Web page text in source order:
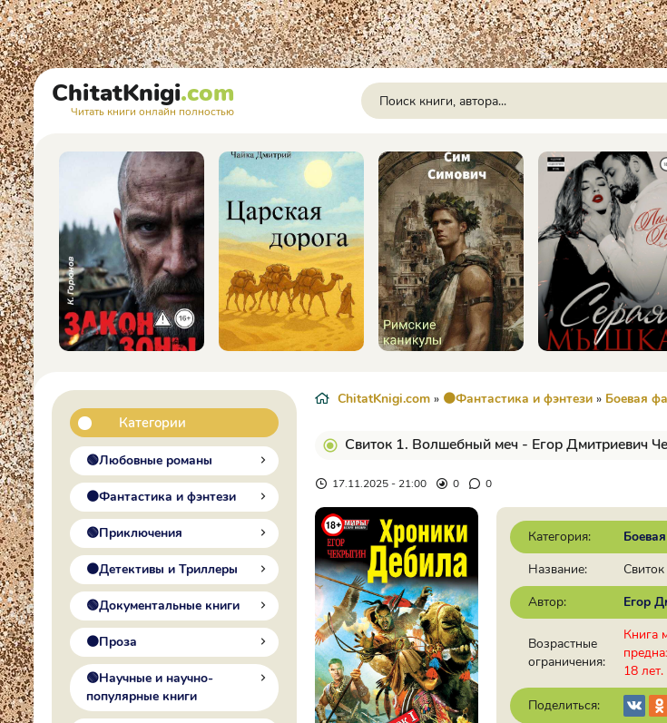
ChitatKnigi.com
Читать книги онлайн полностью
Категории
🟢Любовные романы
🟠Фантастика и фэнтези
🟢Приключения
🟠Детективы и Триллеры
🟢Документальные книги
🟠Проза
🟢Научные и научно-
популярные книги
ChitatKnigi.com » 🟠Фантастика и фэнтези » Боевая
Свиток 1. Волшебный меч - Егор Дмитриевич
17.11.2025 - 21:00 0 0
Категория:
Название:
Автор:
Егор
Возрастные
ограничения:
Книга
18 лет.
Поделиться: